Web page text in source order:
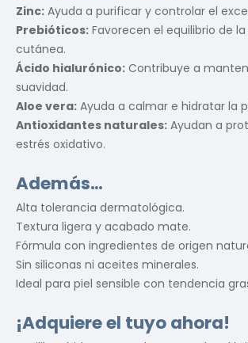
Zinc: Ayuda a purificar y controlar el
Prebióticos: Favorecen el equilibrio de
cutánea.
Ácido hialurónico: Contribuye a
suavidad.
Aloe vera: Ayuda a calmar e hidratar la
Antioxidantes naturales: Ayudan a
estrés oxidativo.
Además…
Alta tolerancia dermatológica.
Textura ligera y acabado mate.
Fórmula con ingredientes de origen
Sin siliconas ni aceites minerales.
Ideal para piel sensible con tendencia
¡Adquiere el tuyo ahora!